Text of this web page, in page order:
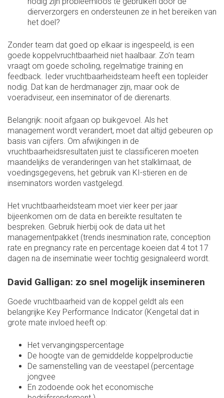
dierverzorgers en ondersteunen ze in het bereiken van
het doel?
Zonder team dat goed op elkaar is ingespeeld, is een
goede koppelvruchtbaarheid niet haalbaar. Zo’n team
vraagt om goede scholing, regelmatige training en
feedback. Ieder vruchtbaarheidsteam heeft een topleider
nodig. Dat kan de herdmanager zijn, maar ook de
voeradviseur, een inseminator of de dierenarts.
Belangrijk: nooit afgaan op buikgevoel. Als het
management wordt verandert, moet dat altijd gebeuren op
basis van cijfers. Om afwijkingen in de
vruchtbaarheidsresultaten juist te classificeren moeten
maandelijks de veranderingen van het stalklimaat, de
voedingsgegevens, het gebruik van KI-stieren en de
inseminators worden vastgelegd.
Het vruchtbaarheidsteam moet vier keer per jaar
bijeenkomen om de data en bereikte resultaten te
bespreken. Gebruik hierbij ook de data uit het
managementpakket (trends inesmination rate, conception
rate en pregnancy rate en percentage koeien dat 4 tot 17
dagen na de inseminatie weer tochtig gesignaleerd wordt.
David Galligan: zo snel mogelijk insemineren
Goede vruchtbaarheid van de koppel geldt als een
belangrijke Key Performance Indicator (Kengetal dat in
grote mate invloed heeft op:
Het vervangingspercentage
De hoogte van de gemiddelde koppelproductie
De samenstelling van de veestapel (percentage
jongvee
En zodoende ook het economische